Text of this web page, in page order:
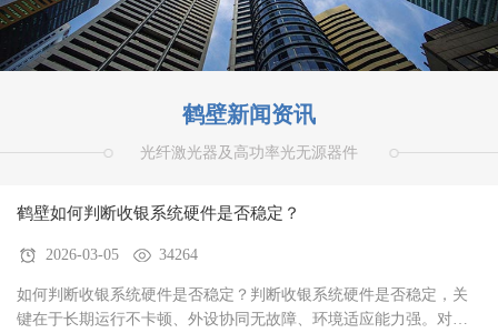
鹤壁新闻资讯
光纤激光器及高功率光无源器件
鹤壁如何判断收银系统硬件是否稳定？
2026-03-05 34264
如何判断收银系统硬件是否稳定？判断收银系统硬件是否稳定，关
键在于‌长期运行不卡顿、外设协同无故障、环境适应能力强‌。对于